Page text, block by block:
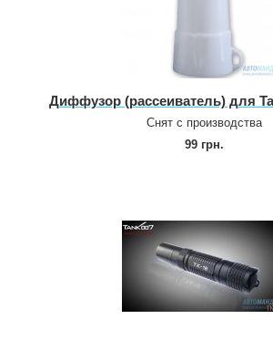
Диффузор (рассеиватель) для
Снят с производства
99 грн.